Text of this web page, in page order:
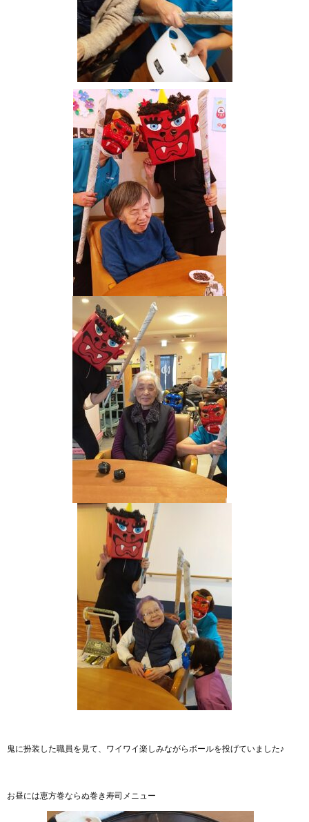
鬼に扮装した職員を見て、ワイワイ楽しみながらボールを投げていました♪
お昼には恵方巻ならぬ巻き寿司メニュー